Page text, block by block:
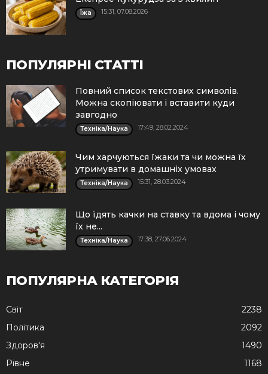
Їжа 15:31, 07.08.2026
ПОПУЛЯРНІ СТАТТІ
Повний список текстових символів.
Можна скопіювати і вставити куди
завгодно
Техніка/Наука 17:49, 28.02.2024
Чим харчуються їжаки та чи можна їх
утримувати в домашніх умовах
Техніка/Наука 15:31, 28.03.2024
Що їдять качки на ставку та вдома і чому
їх не...
Техніка/Наука 17:38, 27.06.2024
ПОПУЛЯРНА КАТЕГОРІЯ
Cвіт
2238
Політика
2092
Здоров'я
1490
Рівне
1168